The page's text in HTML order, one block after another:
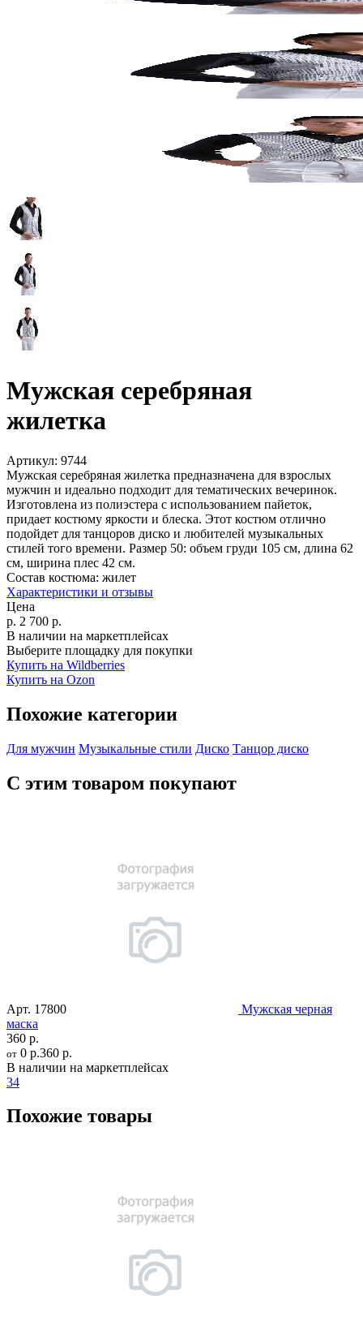
Мужская серебряная
жилетка
Артикул: 9744
Мужская серебряная жилетка предназначена для взрослых
мужчин и идеально подходит для тематических вечеринок.
Изготовлена из полиэстера с использованием пайеток,
придает костюму яркости и блеска. Этот костюм отлично
подойдет для танцоров диско и любителей музыкальных
стилей того времени. Размер 50: объем груди 105 см, длина 62
см, ширина плес 42 см.
Состав костюма: жилет
Характеристики и отзывы
Цена
р. 2 700 р.
В наличии на маркетплейсах
Выберите площадку для покупки
Купить на Wildberries
Купить на Ozon
Похожие категории
Для мужчин Музыкальные стили Диско Танцор диско
С этим товаром покупают
Арт. 17800
Мужская черная
маска
360 р.
от 0 р.360 р.
В наличии на маркетплейсах
34
Похожие товары